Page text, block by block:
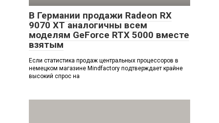
В Германии продажи Radeon RX
9070 XT аналогичны всем
моделям GeForce RTX 5000 вместе
взятым
Если статистика продаж центральных процессоров в
немецком магазине Mindfactory подтверждает крайне
высокий спрос на